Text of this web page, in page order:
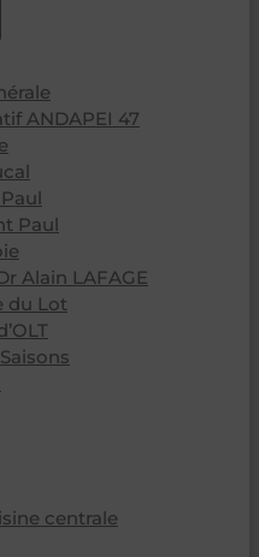
ANDAPEI 47
Paul
Alain LAFAGE
du Lot
centrale